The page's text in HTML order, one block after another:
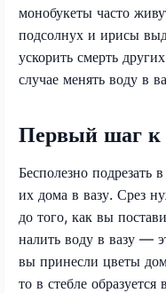
монобукеты часто
подсолнух и ирисы
ускорить смерть
случае менять воду в
Первый шаг к
Бесполезно подрезать
их дома в вазу. Срез
до того, как вы
налить воду в вазу —
вы принесли цветы
то в стебле